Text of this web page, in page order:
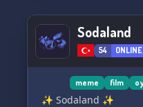
Sodaland
54 ONLINE
meme film
✨ Sodaland ✨